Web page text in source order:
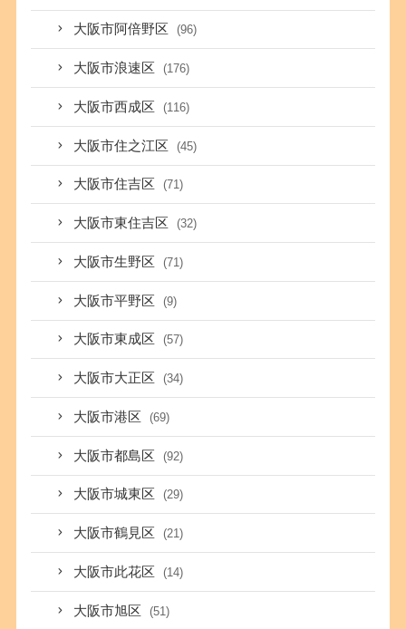
大阪市阿倍野区 (96)
大阪市浪速区 (176)
大阪市西成区 (116)
大阪市住之江区 (45)
大阪市住吉区 (71)
大阪市東住吉区 (32)
大阪市生野区 (71)
大阪市平野区 (9)
大阪市東成区 (57)
大阪市大正区 (34)
大阪市港区 (69)
大阪市都島区 (92)
大阪市城東区 (29)
大阪市鶴見区 (21)
大阪市此花区 (14)
大阪市旭区 (51)